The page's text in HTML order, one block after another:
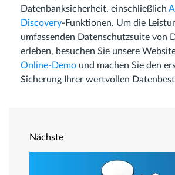
Datenbanksicherheit, einschließlich
Discovery-Funktionen. Um die
umfassenden Datenschutzsuite von
erleben, besuchen Sie unsere
Online-Demo und machen Sie den
Sicherung Ihrer wertvollen
Nächste